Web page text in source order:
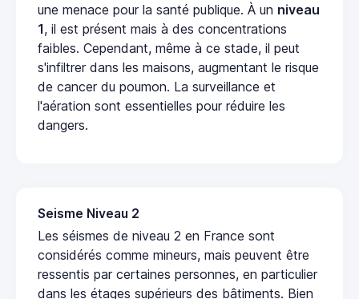
une menace pour la santé publique. À un niveau
1, il est présent mais à des concentrations
faibles. Cependant, même à ce stade, il peut
s'infiltrer dans les maisons, augmentant le risque
de cancer du poumon. La surveillance et
l'aération sont essentielles pour réduire les
dangers.
Seisme Niveau 2
Les séismes de niveau 2 en France sont
considérés comme mineurs, mais peuvent être
ressentis par certaines personnes, en particulier
dans les étages supérieurs des bâtiments. Bien